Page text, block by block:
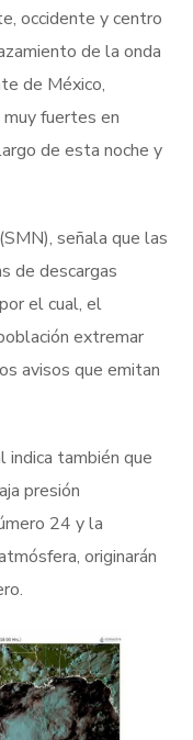
occidente y centro
de la onda
de México,
fuertes en
de esta noche y
señala que las
de descargas
el cual, el
extremar
avisos que emitan
indica también que
presión
24 y la
originarán